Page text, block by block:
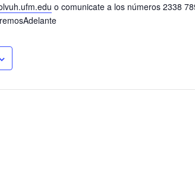
o comunicate a los números 2338